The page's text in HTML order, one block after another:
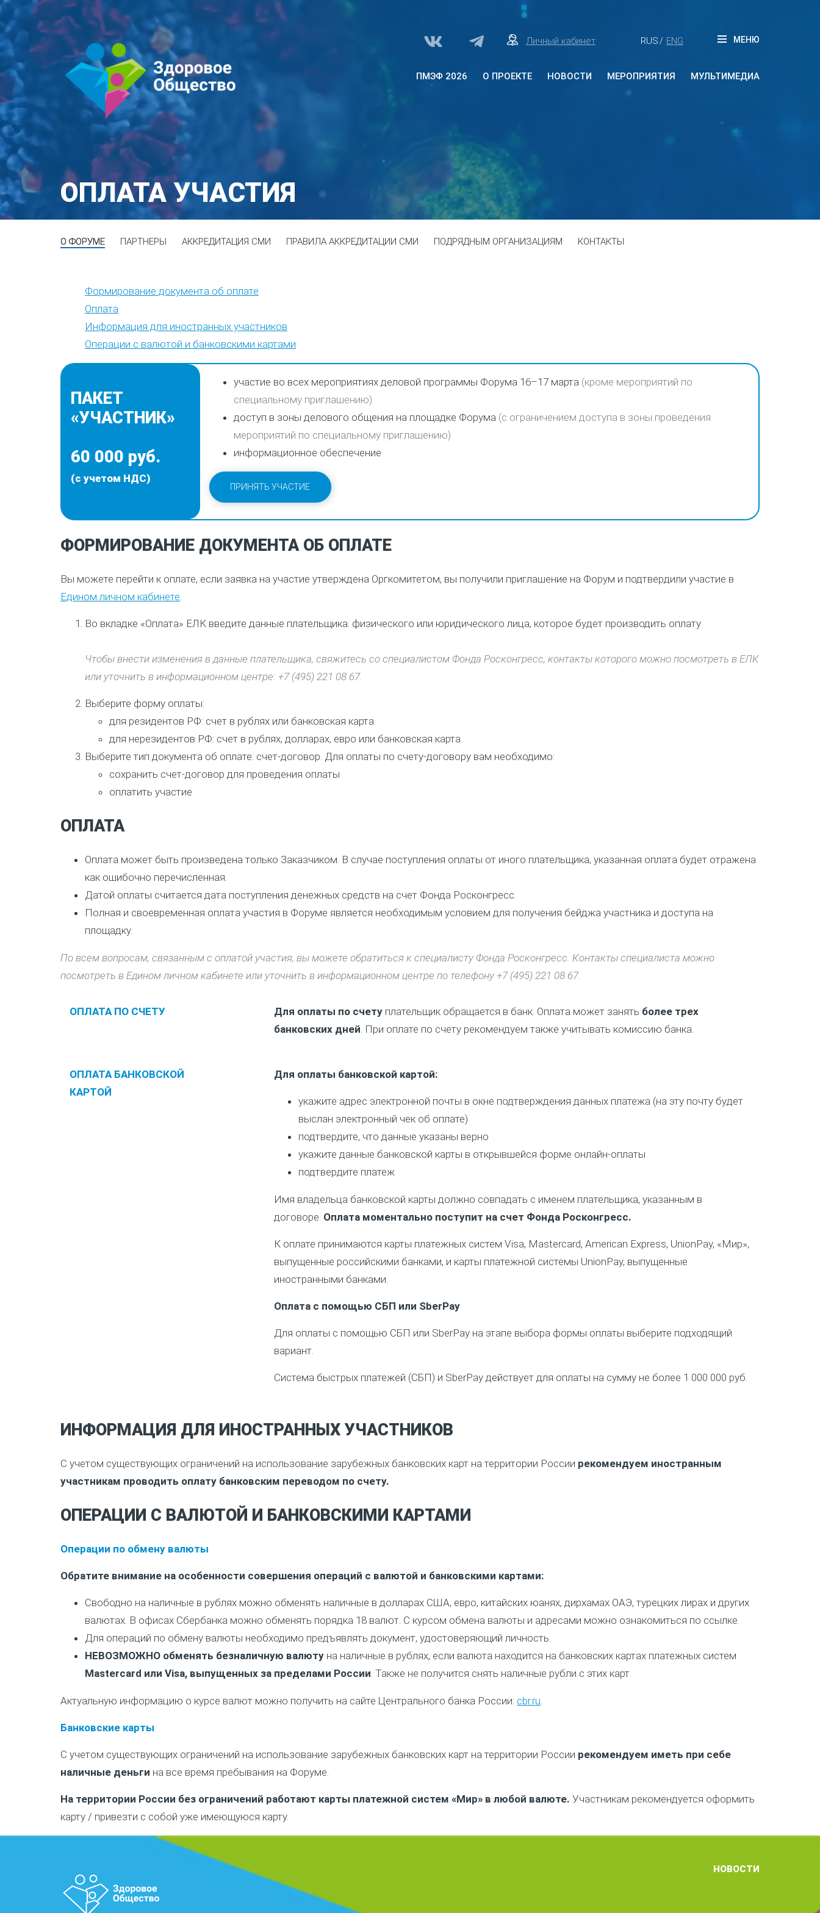
Личный кабинет RUS / ENG МЕНЮ
ПМЭФ 2026
Программа
Партнеры
О ПРОЕКТЕ НОВОСТИ МЕРОПРИЯТИЯ
Прошедшие мероприятия
МУЛЬТИМЕДИА
ОПЛАТА УЧАСТИЯ
О ФОРУМЕ ПАРТНЕРЫ АККРЕДИТАЦИЯ СМИ ПРАВИЛА АККРЕДИТАЦИИ СМИ ПОДРЯДНЫМ ОРГАНИЗАЦИЯМ КОНТАКТЫ
Формирование документа об оплате
Оплата
Информация для иностранных участников
Операции с валютой и банковскими картами
ПАКЕТ
«УЧАСТНИК»
60 000 руб.
(с учетом НДС)
участие во всех мероприятиях деловой программы Форума 16–17 марта (кроме мероприятий по
специальному приглашению)
доступ в зоны делового общения на площадке Форума (с ограничением доступа в зоны проведения
мероприятий по специальному приглашению)
информационное обеспечение
ПРИНЯТЬ УЧАСТИЕ
ФОРМИРОВАНИЕ ДОКУМЕНТА ОБ ОПЛАТЕ
Вы можете перейти к оплате, если заявка на участие утверждена Оргкомитетом, вы получили приглашение на Форум и подтвердили участие в
Едином личном кабинете.
Во вкладке «Оплата» ЕЛК введите данные плательщика: физического или юридического лица, которое будет производить оплату
Чтобы внести изменения в данные плательщика, свяжитесь со специалистом Фонда Росконгресс, контакты которого можно посмотреть в ЕЛК
или уточнить в информационном центре: +7 (495) 221 08 67.
Выберите форму оплаты:
для резидентов РФ: счет в рублях или банковская карта
для нерезидентов РФ: счет в рублях, долларах, евро или банковская карта
Выберите тип документа об оплате: счет-договор. Для оплаты по счету-договору вам необходимо:
сохранить счет-договор для проведения оплаты
оплатить участие
ОПЛАТА
Оплата может быть произведена только Заказчиком. В случае поступления оплаты от иного плательщика, указанная оплата будет отражена
как ошибочно перечисленная.
Датой оплаты считается дата поступления денежных средств на счет Фонда Росконгресс.
Полная и своевременная оплата участия в Форуме является необходимым условием для получения бейджа участника и доступа на
площадку.
По всем вопросам, связанным с оплатой участия, вы можете обратиться к специалисту Фонда Росконгресс. Контакты специалиста можно
посмотреть в Едином личном кабинете или уточнить в информационном центре по телефону +7 (495) 221 08 67.
ОПЛАТА ПО СЧЕТУ Для оплаты по счетуплательщик обращается в банк. Оплата может занять более трех
банковских дней. При оплате по счету рекомендуем также учитывать комиссию банка.
ОПЛАТА БАНКОВСКОЙ
КАРТОЙ
Для оплаты банковской картой:
укажите адрес электронной почты в окне подтверждения данных платежа (на эту почту будет
выслан электронный чек об оплате)
подтвердите, что данные указаны верно
укажите данные банковской карты в открывшейся форме онлайн-оплаты
подтвердите платеж
Имя владельца банковской карты должно совпадать с именем плательщика, указанным в
договоре. Оплата моментально поступит на счет Фонда Росконгресс.
К оплате принимаются карты платежных систем Visa, Mastercard, American Express, UnionPay, «Мир»,
выпущенные российскими банками, и карты платежной системы UnionPay, выпущенные
иностранными банками.
Оплата с помощью СБП или SberPay
Для оплаты с помощью СБП или SberPay на этапе выбора формы оплаты выберите подходящий
вариант.
Система быстрых платежей (СБП) и SberPay действует для оплаты на сумму не более 1 000 000 руб.
ИНФОРМАЦИЯ ДЛЯ ИНОСТРАННЫХ УЧАСТНИКОВ
С учетом существующих ограничений на использование зарубежных банковских карт на территории России рекомендуем иностранным
участникам проводить оплату банковским переводом по счету.
ОПЕРАЦИИ С ВАЛЮТОЙ И БАНКОВСКИМИ КАРТАМИ
Операции по обмену валюты
Обратите внимание на особенности совершения операций с валютой и банковскими картами:
Свободно на наличные в рублях можно обменять наличные в долларах США, евро, китайских юанях, дирхамах ОАЭ, турецких лирах и других
валютах. В офисах Сбербанка можно обменять порядка 18 валют. С курсом обмена валюты и адресами можно ознакомиться по ссылке.
Для операций по обмену валюты необходимо предъявлять документ, удостоверяющий личность.
НЕВОЗМОЖНО обменять безналичную валюту на наличные в рублях, если валюта находится на банковских картах платежных систем
Mastercard или Visa, выпущенных за пределами России. Также не получится снять наличные рубли с этих карт.
Актуальную информацию о курсе валют можно получить на сайте Центрального банка России: cbr.ru.
Банковские карты
С учетом существующих ограничений на использование зарубежных банковских карт на территории России рекомендуем иметь при себе
наличные деньги на все время пребывания на Форуме.
На территории России без ограничений работают карты платежной систем «Мир» в любой валюте. Участникам рекомендуется оформить
карту / привезти с собой уже имеющуюся карту.
НОВОСТИ